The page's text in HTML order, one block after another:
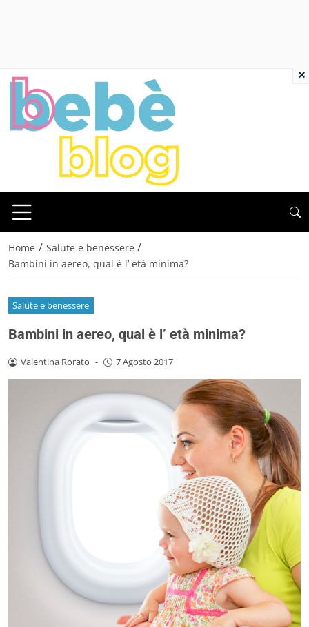
Home / Salute e benessere /
Bambini in aereo, qual è l’ età minima?
Salute e benessere
Bambini in aereo, qual è l’ età minima?
Valentina Rorato - 7 Agosto 2017
×